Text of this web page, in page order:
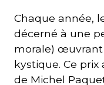
Chaque année,
décerné à une
morale) œuvrant
kystique. Ce
de Michel